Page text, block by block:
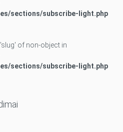
sections/subscribe-light.php
of non-object in
sections/subscribe-light.php